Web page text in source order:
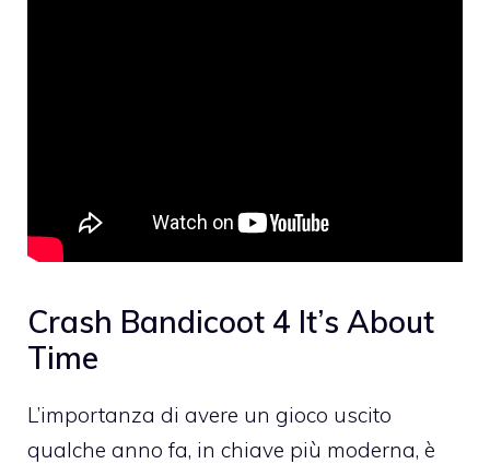
Crash Bandicoot 4 It’s About
Time
L’importanza di avere un gioco uscito
qualche anno fa, in chiave più moderna, è